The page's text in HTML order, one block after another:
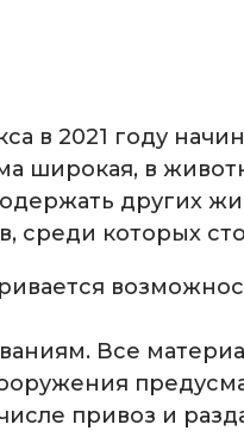
в 2021 году
широкая, в
других
среди которых
Все
привоз и